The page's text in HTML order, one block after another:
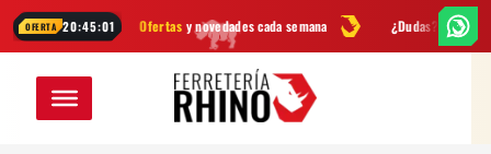
OFERTA 20:45:00
Ofertas y novedades cada semana ¿Dudas? Escríbenos por